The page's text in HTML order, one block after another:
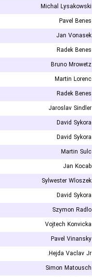
Michal Lysakowski
Pavel Benes
Jan Vonasek
Radek Benes
Bruno Mrowetz
Martin Lorenc
Radek Benes
Jaroslav Sindler
David Sykora
David Sykora
Martin Sulc
Jan Kocab
Sylwester Wloszek
David Sykora
Szymon Radlo
Vojtech Konvicka
Pavel Vinansky
Hejda Vaclav Jr.
Simon Matousch